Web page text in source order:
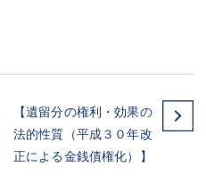
【遺留分の権利・効果の
法的性質（平成３０年改
正による金銭債権化）】